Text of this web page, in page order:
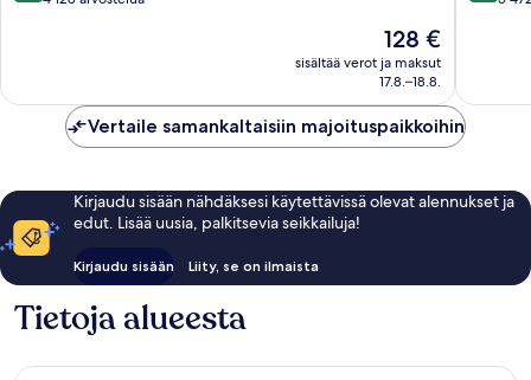
arvostelua
Hinta
on
128 €
128 €
sisältää verot ja maksut
17.8.–18.8.
Vertaile samankaltaisiin majoituspaikkoihin
Kirjaudu sisään nähdäksesi käytettävissä olevat alennukset ja
edut. Lisää uusia, palkitsevia seikkailuja!
Kirjaudu sisään Liity, se on ilmaista
Tietoja alueesta